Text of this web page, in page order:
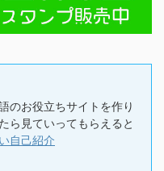
のお役立ちサイトを作り
ら見ていってもらえると
自己紹介